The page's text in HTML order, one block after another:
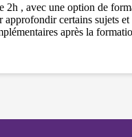
2h , avec une option de
certains sujets et
après la